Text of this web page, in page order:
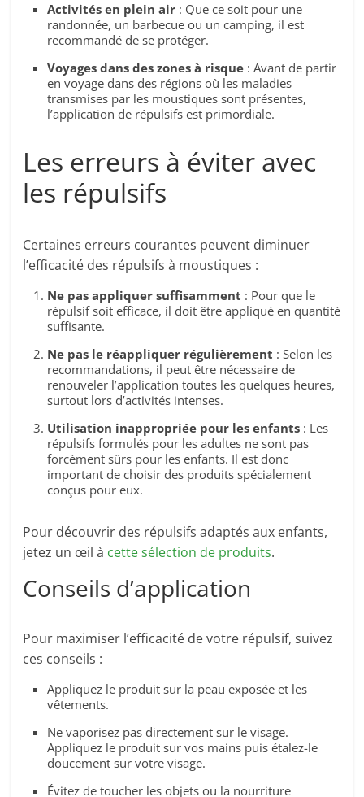
Activités en plein air : Que ce soit pour une
randonnée, un barbecue ou un camping, il est
recommandé de se protéger.
Voyages dans des zones à risque : Avant de partir
en voyage dans des régions où les maladies
transmises par les moustiques sont présentes,
l’application de répulsifs est primordiale.
Les erreurs à éviter avec
les répulsifs
Certaines erreurs courantes peuvent diminuer
l’efficacité des répulsifs à moustiques :
Ne pas appliquer suffisamment : Pour que le
répulsif soit efficace, il doit être appliqué en quantité
suffisante.
Ne pas le réappliquer régulièrement : Selon les
recommandations, il peut être nécessaire de
renouveler l’application toutes les quelques heures,
surtout lors d’activités intenses.
Utilisation inappropriée pour les enfants : Les
répulsifs formulés pour les adultes ne sont pas
forcément sûrs pour les enfants. Il est donc
important de choisir des produits spécialement
conçus pour eux.
Pour découvrir des répulsifs adaptés aux enfants,
jetez un œil à cette sélection de produits.
Conseils d’application
Pour maximiser l’efficacité de votre répulsif, suivez
ces conseils :
Appliquez le produit sur la peau exposée et les
vêtements.
Ne vaporisez pas directement sur le visage.
Appliquez le produit sur vos mains puis étalez-le
doucement sur votre visage.
Évitez de toucher les objets ou la nourriture